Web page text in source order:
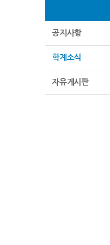
공지사항
학계소식
자유게시판